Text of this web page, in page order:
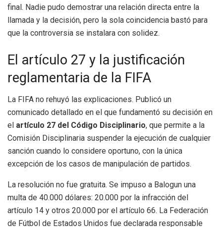
final. Nadie pudo demostrar una relación directa entre la
llamada y la decisión, pero la sola coincidencia bastó para
que la controversia se instalara con solidez.
El artículo 27 y la justificación
reglamentaria de la FIFA
La FIFA no rehuyó las explicaciones. Publicó un
comunicado detallado en el que fundamentó su decisión en
el artículo 27 del Código Disciplinario, que permite a la
Comisión Disciplinaria suspender la ejecución de cualquier
sanción cuando lo considere oportuno, con la única
excepción de los casos de manipulación de partidos.
La resolución no fue gratuita. Se impuso a Balogun una
multa de 40.000 dólares: 20.000 por la infracción del
artículo 14 y otros 20.000 por el artículo 66. La Federación
de Fútbol de Estados Unidos fue declarada responsable